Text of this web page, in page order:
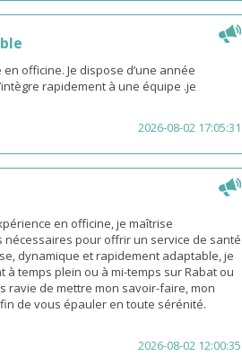
officine. Je dispose d’une année
rapidement à une équipe .je
2026-08-02 17:05:31
en officine, je maîtrise
pour offrir un service de santé
dynamique et rapidement adaptable, je
à temps plein ou à mi-temps sur Rabat ou
ravie de mettre mon savoir-faire, mon
de vous épauler en toute sérénité.
2026-08-02 12:00:35